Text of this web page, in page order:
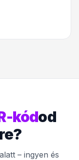
kódod
– ingyen és